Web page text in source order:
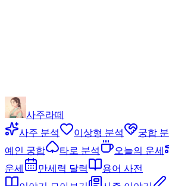
사주라떼
사주 분석
이상형 분석 궁합
예인 궁합
타로 분석 오늘의 운세
운세
만세력 달력
용어 사전